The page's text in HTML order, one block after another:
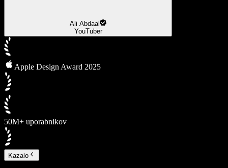
Ali Abdaal
YouTuber
Apple Design Award 2025
50M+ uporabnikov
Kazalo